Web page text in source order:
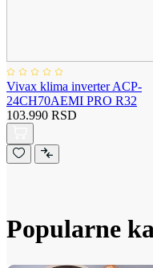
Vivax klima inverter ACP-
24CH70AEMI PRO R32
103.990 RSD
Popularne